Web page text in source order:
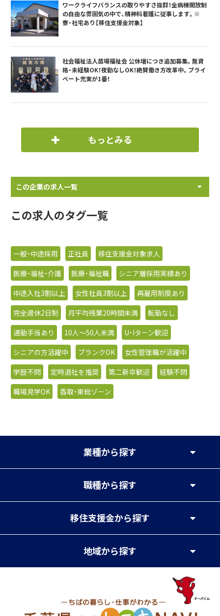
ワークライフバランスの取りやすさ抜群！全病棟開放制
の自由な雰囲気の中で、精神科看護に従事します。※
寮・社宅あり【移住支援金対象】
社会福祉法人苗場福祉会 公休増につき追加募集。無資
格・未経験OK！夜勤なしOK！絶賛働き方改革中。プライ
ベート充実が1番！
もっとみる
この企業の求人一覧
この求人のタグ一覧
一般・中途採用 正社員
移住支援金対象求人
医療・福祉・介護
医療・福祉職
シニア層採用実績あり
中途入社3割以上
女性社員3割以上
再雇用制度あり
完全週休2日制
月平均残業20時間未満
転勤なし
通勤手当あり
10人〜50人未満
U・Iターン歓迎
シニアの方活躍中
ブランクOK
女性管理職が活躍中
学歴不問
定時退社を推奨 第二新卒歓迎
経験不問
職場見学OK
香取・東総ゾーン
業種から探す
職種から探す
移住支援金から探す
地域から探す